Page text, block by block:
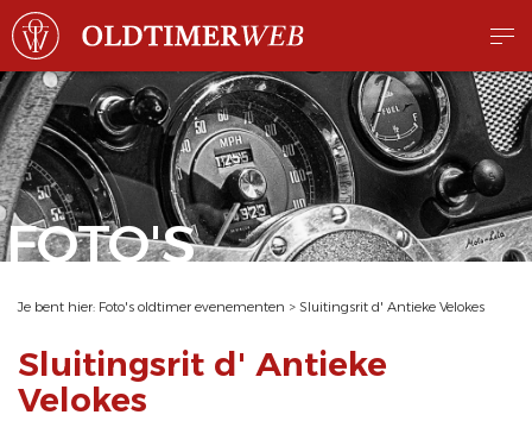
FOTO'S
Je bent hier: Foto's oldtimer evenementen > Sluitingsrit d' Antieke Velokes
Sluitingsrit d' Antieke
Velokes